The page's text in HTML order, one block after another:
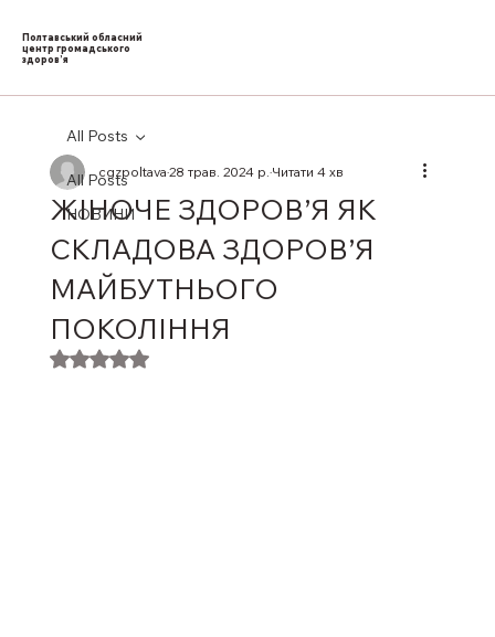
Полтавський обласний
центр громадського
здоров’я
All Posts
НОВИНИ
All Posts
ЖІНОЧЕ ЗДОРОВ’Я ЯК
СКЛАДОВА ЗДОРОВ’Я
МАЙБУТНЬОГО
ПОКОЛІННЯ
cgzpoltava28 трав. 2024 р.Читати 4 хв
Оцінка: NaN з 5 зірок.